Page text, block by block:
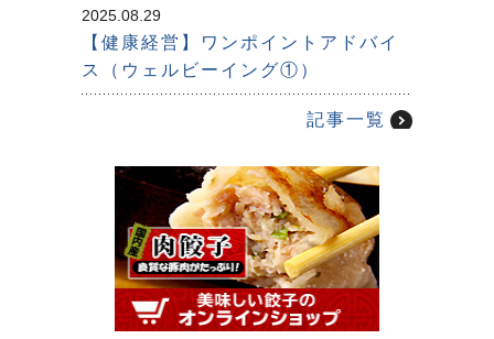
2025.08.29
【健康経営】ワンポイントアドバイ
ス（ウェルビーイング①）
記事一覧